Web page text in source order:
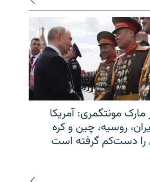
مونتگمری: آمریکا
روسیه، چین و کره
را دست‌کم گرفته است